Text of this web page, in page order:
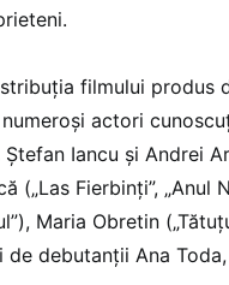
filmului produs
actori
Ștefan Iancu și Andrei
(„Las Fierbinți”, „Anul
Maria Obretin
de debutanții Ana